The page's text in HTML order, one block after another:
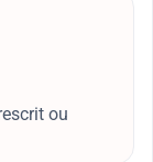
ou